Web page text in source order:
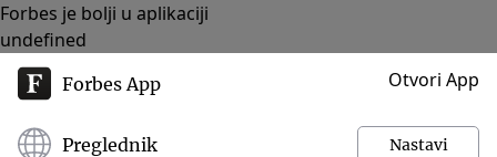
Forbes je bolji u aplikaciji
undefined
Forbes App Otvori App
Preglednik Nastavi